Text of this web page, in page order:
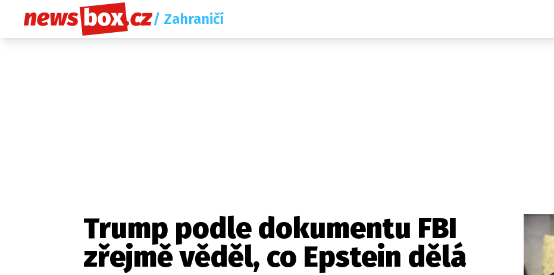
/ Zahraničí
Etický kodex Redakce Kontakt Vydavatel Inzerce Osobní údaje / Cookies
Provozovatelem serveru newsbox.cz je INCORP MEDIA GROUP s.r.o., IČ: 118 23 054
Trump podle dokumentu FBI
zřejmě věděl, co Epstein dělá